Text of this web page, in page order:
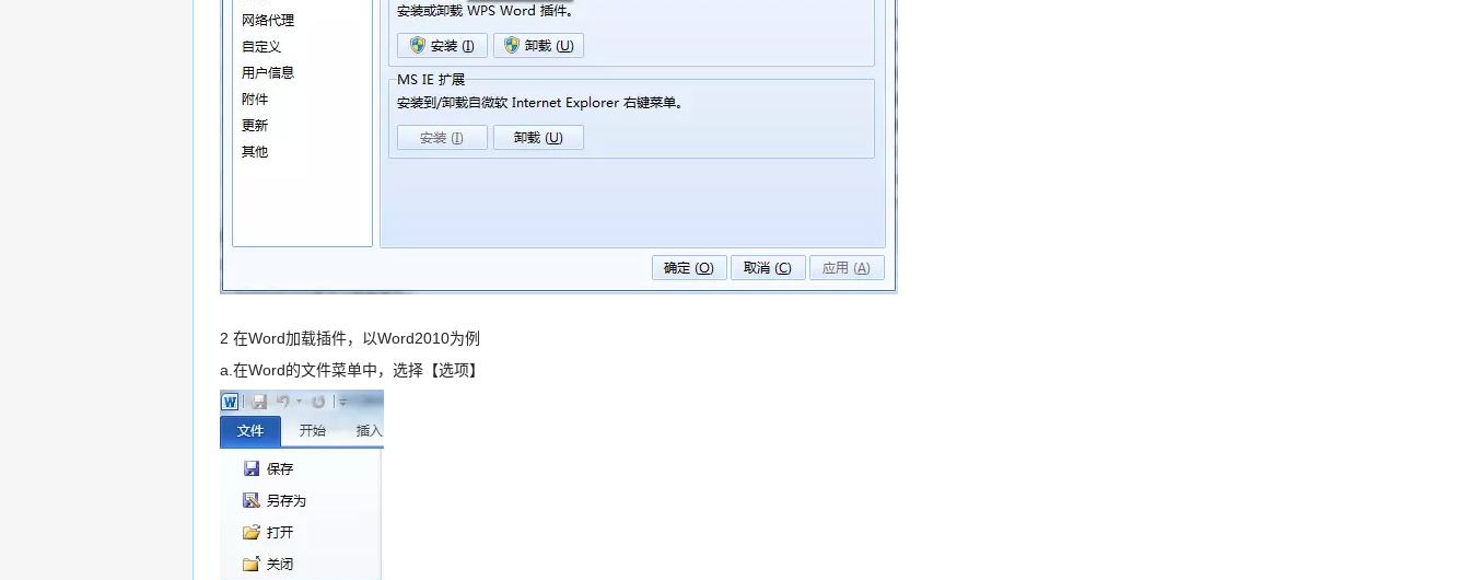
2 在Word加载插件，以Word2010为例
a.在Word的文件菜单中，选择【选项】